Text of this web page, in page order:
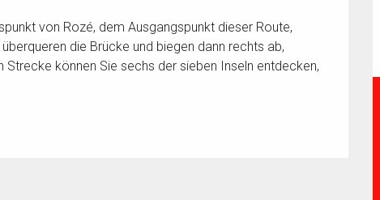
von Rozé, dem Ausgangspunkt dieser Route,
die Brücke und biegen dann rechts ab,
können Sie sechs der sieben Inseln entdecken,